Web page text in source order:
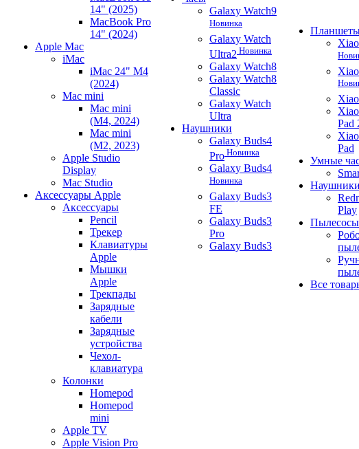
14" (2025)
MacBook Pro
14" (2024)
Apple Mac
iMac
iMac 24" M4
(2024)
Mac mini
Mac mini
(M4, 2024)
Mac mini
(M2, 2023)
Apple Studio
Display
Mac Studio
Аксессуары Apple
Аксессуары
Pencil
Трекер
Клавиатуры
Apple
Мышки
Apple
Трекпады
Зарядные
кабели
Зарядные
устройства
Чехол-
клавиатура
Колонки
Homepod
Homepod
mini
Apple TV
Apple Vision Pro
Galaxy Watch9
Новинка
Galaxy Watch
Ultra2 Новинка
Galaxy Watch8
Galaxy Watch8
Classic
Galaxy Watch
Ultra
Наушники
Galaxy Buds4
Pro Новинка
Galaxy Buds4
Новинка
Galaxy Buds3
FE
Galaxy Buds3
Pro
Galaxy Buds3
Pad
Pad
Умные
Наушники
Play
Пылесосы
Все